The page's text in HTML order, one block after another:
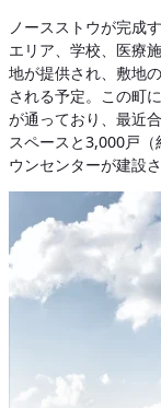
ノースストウが完成
エリア、学校、医療
地が提供され、敷地
される予定。この町
が通っており、最近
スペースと3,000戸
ウンセンターが建設さ